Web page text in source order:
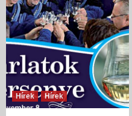
Hírek Hírek